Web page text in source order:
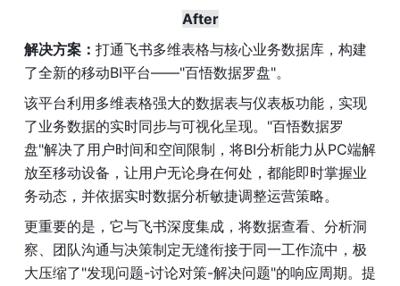
After
解决方案： 打通飞书多维表格与核心业务数据库，构建
了全新的移动BI平台——"百悟数据罗盘"。
该平台利用多维表格强大的数据表与仪表板功能，实现
了业务数据的实时同步与可视化呈现。"百悟数据罗
盘"解决了用户时间和空间限制，将BI分析能力从PC端解
放至移动设备，让用户无论身在何处，都能即时掌握业
务动态，并依据实时数据分析敏捷调整运营策略。
更重要的是，它与飞书深度集成，将数据查看、分析洞
察、团队沟通与决策制定无缝衔接于同一工作流中，极
大压缩了"发现问题-讨论对策-解决问题"的响应周期。提